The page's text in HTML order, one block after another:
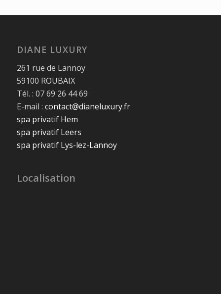
DIANE LUXURY
261 rue de Lannoy
59100 ROUBAIX
Tél. : 07 69 26 44 69
E-mail : contact@dianeluxury.fr
spa privatif Hem
spa privatif Leers
spa privatif Lys-lez-Lannoy
Localisation